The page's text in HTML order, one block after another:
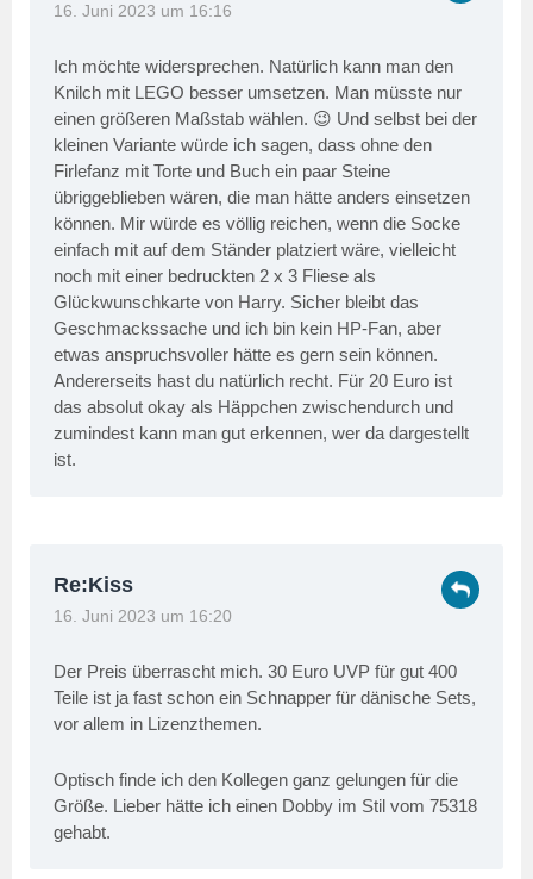
16. Juni 2023 um 16:16
Ich möchte widersprechen. Natürlich kann man den
Knilch mit LEGO besser umsetzen. Man müsste nur
einen größeren Maßstab wählen. 😉 Und selbst bei der
kleinen Variante würde ich sagen, dass ohne den
Firlefanz mit Torte und Buch ein paar Steine
übriggeblieben wären, die man hätte anders einsetzen
können. Mir würde es völlig reichen, wenn die Socke
einfach mit auf dem Ständer platziert wäre, vielleicht
noch mit einer bedruckten 2 x 3 Fliese als
Glückwunschkarte von Harry. Sicher bleibt das
Geschmackssache und ich bin kein HP-Fan, aber
etwas anspruchsvoller hätte es gern sein können.
Andererseits hast du natürlich recht. Für 20 Euro ist
das absolut okay als Häppchen zwischendurch und
zumindest kann man gut erkennen, wer da dargestellt
ist.
Re:Kiss
16. Juni 2023 um 16:20
Der Preis überrascht mich. 30 Euro UVP für gut 400
Teile ist ja fast schon ein Schnapper für dänische Sets,
vor allem in Lizenzthemen.
Optisch finde ich den Kollegen ganz gelungen für die
Größe. Lieber hätte ich einen Dobby im Stil vom 75318
gehabt.